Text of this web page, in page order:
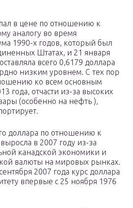
в цене по отношению к
аналогу во время
1990-х годов, который был
Штатах, и 21 января
всего 0,6179 доллара
низким уровнем. С тех пор
ко всем основным
года, отчасти из-за высоких
(особенно на нефть ),
доллара по отношению к
в 2007 году из-за
канадской экономики и
валюты на мировых рынках.
2007 года курс доллара
впервые с 25 ноября 1976